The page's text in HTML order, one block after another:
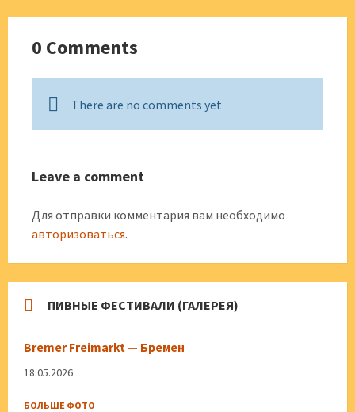
0 Comments
There are no comments yet
Leave a comment
Для отправки комментария вам необходимо
авторизоваться.
ПИВНЫЕ ФЕСТИВАЛИ (ГАЛЕРЕЯ)
Bremer Freimarkt — Бремен
18.05.2026
БОЛЬШЕ ФОТО